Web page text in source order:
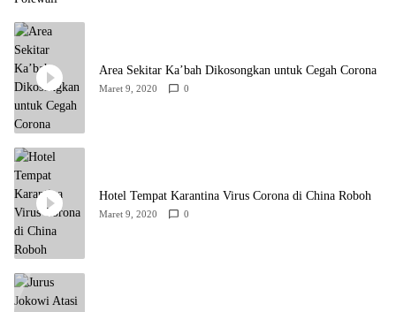
Area Sekitar Ka’bah Dikosongkan untuk Cegah Corona
Maret 9, 2020 0
Hotel Tempat Karantina Virus Corona di China Roboh
Maret 9, 2020 0